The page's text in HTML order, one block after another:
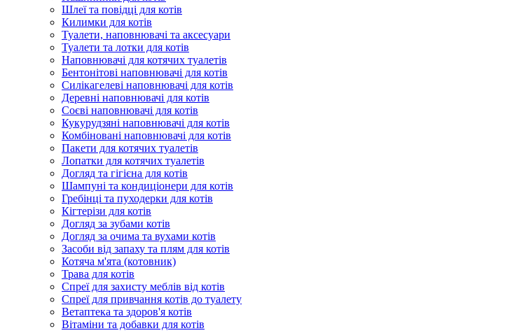
Шлеї та повідці для котів
Килимки для котів
Туалети, наповнювачі та аксесуари
Туалети та лотки для котів
Наповнювачі для котячих туалетів
Бентонітові наповнювачі для котів
Силікагелеві наповнювачі для котів
Деревні наповнювачі для котів
Соєві наповнювачі для котів
Кукурудзяні наповнювачі для котів
Комбіновані наповнювачі для котів
Пакети для котячих туалетів
Лопатки для котячих туалетів
Догляд та гігієна для котів
Шампуні та кондиціонери для котів
Гребінці та пуходерки для котів
Кігтерізи для котів
Догляд за зубами котів
Догляд за очима та вухами котів
Засоби від запаху та плям для котів
Котяча м'ята (котовник)
Трава для котів
Спреї для захисту меблів від котів
Спреї для привчання котів до туалету
Ветаптека та здоров'я котів
Вітаміни та добавки для котів